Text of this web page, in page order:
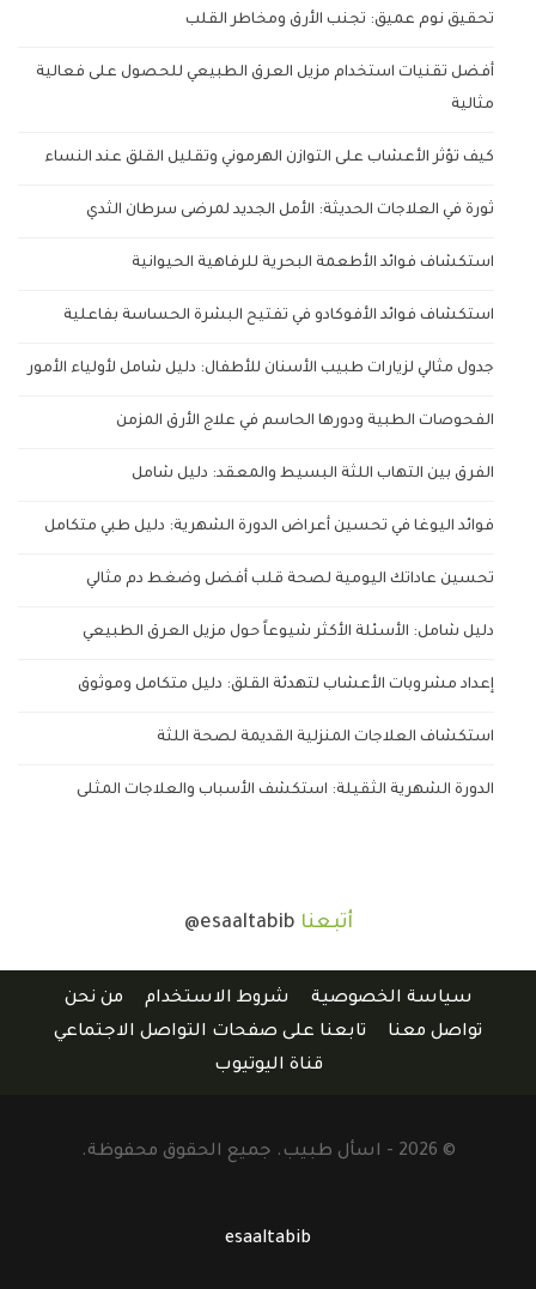
تحقيق نوم عميق: تجنب الأرق ومخاطر القلب
أفضل تقنيات استخدام مزيل العرق الطبيعي للحصول على فعالية
مثالية
كيف تؤثر الأعشاب على التوازن الهرموني وتقليل القلق عند النساء
ثورة في العلاجات الحديثة: الأمل الجديد لمرضى سرطان الثدي
استكشاف فوائد الأطعمة البحرية للرفاهية الحيوانية
استكشاف فوائد الأفوكادو في تفتيح البشرة الحساسة بفاعلية
جدول مثالي لزيارات طبيب الأسنان للأطفال: دليل شامل لأولياء الأمور
الفحوصات الطبية ودورها الحاسم في علاج الأرق المزمن
الفرق بين التهاب اللثة البسيط والمعقد: دليل شامل
فوائد اليوغا في تحسين أعراض الدورة الشهرية: دليل طبي متكامل
تحسين عاداتك اليومية لصحة قلب أفضل وضغط دم مثالي
دليل شامل: الأسئلة الأكثر شيوعاً حول مزيل العرق الطبيعي
إعداد مشروبات الأعشاب لتهدئة القلق: دليل متكامل وموثوق
استكشاف العلاجات المنزلية القديمة لصحة اللثة
الدورة الشهرية الثقيلة: استكشف الأسباب والعلاجات المثلى
أتبعنا @esaaltabib
سياسة الخصوصية شروط الاستخدام
من نحن
تواصل معنا
تابعنا على صفحات التواصل الاجتماعي
قناة اليوتيوب
© 2026 - اسأل طبيب. جميع الحقوق محفوظة.
esaaltabib